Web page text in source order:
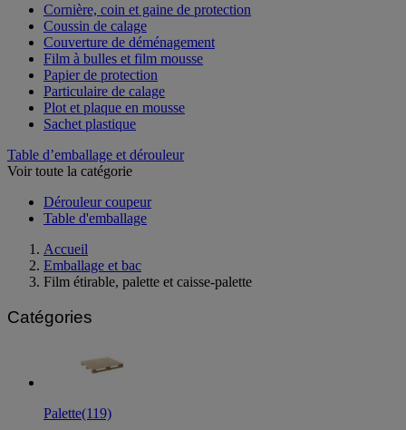
Cornière, coin et gaine de protection
Coussin de calage
Couverture de déménagement
Film à bulles et film mousse
Papier de protection
Particulaire de calage
Plot et plaque en mousse
Sachet plastique
Table d’emballage et dérouleur
Voir toute la catégorie
Dérouleur coupeur
Table d'emballage
Accueil
Emballage et bac
Film étirable, palette et caisse-palette
Catégories
Palette(119)